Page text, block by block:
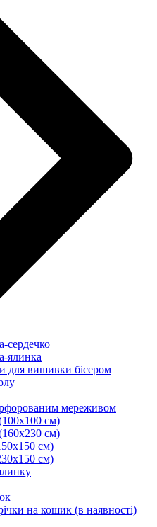
сердечко
ялинка
для вишивки бісером
мереживом
см)
см)
см)
см)
на кошик (в наявності)